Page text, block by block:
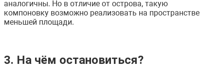
аналогичны. Но в отличие от острова, такую
компоновку возможно реализовать на пространстве
меньшей площади.
3. На чём остановиться?